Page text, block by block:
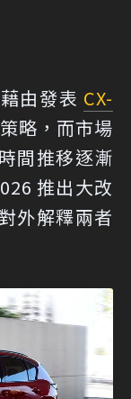
藉由發表 CX-
略，而市場
間推移逐漸
推出大改
外解釋兩者